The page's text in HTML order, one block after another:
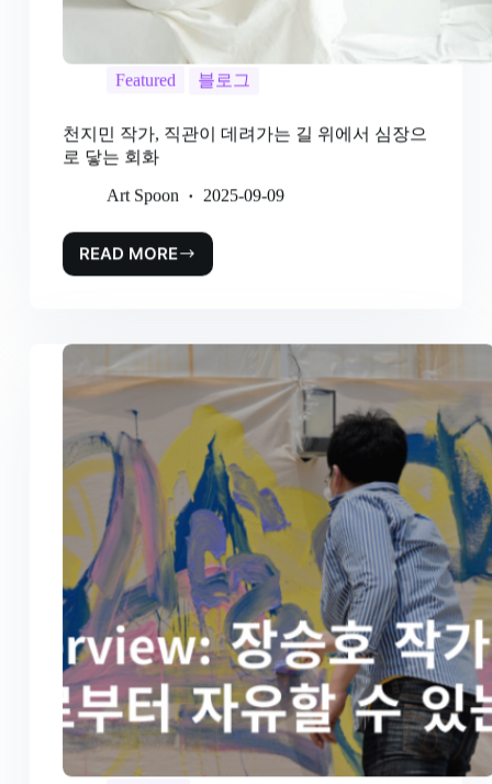
Featured 블로그
천지민 작가, 직관이 데려가는 길 위에서 심장으
로 닿는 회화
Art Spoon 2025-09-09
READ MORE